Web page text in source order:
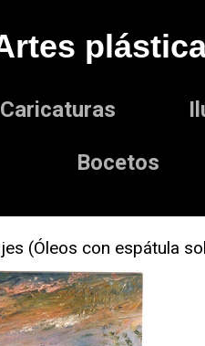
Caricaturas
Bocetos
(Óleos con espátula